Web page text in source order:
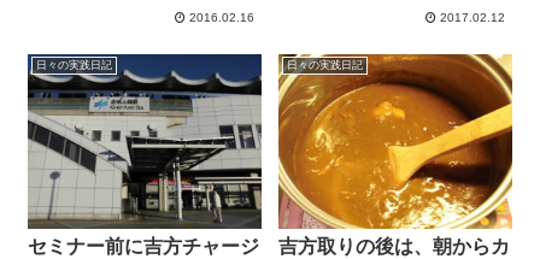
2016.02.16 2017.02.12
日々の実践日記
セミナー前に吉方チャージ
日々の実践日記
吉方取りの後は、朝からカ